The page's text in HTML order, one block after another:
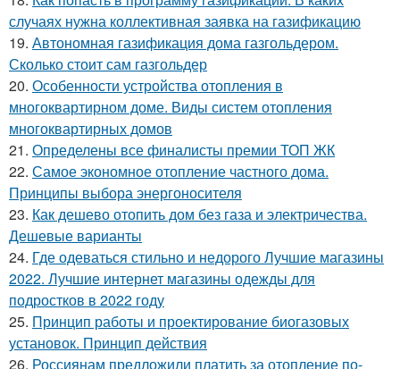
случаях нужна коллективная заявка на газификацию
19. Автономная газификация дома газгольдером.
Сколько стоит сам газгольдер
20. Особенности устройства отопления в
многоквартирном доме. Виды систем отопления
многоквартирных домов
21. Определены все финалисты премии ТОП ЖК
22. Самое экономное отопление частного дома.
Принципы выбора энергоносителя
23. Как дешево отопить дом без газа и электричества.
Дешевые варианты
24. Где одеваться стильно и недорого Лучшие магазины
2022. Лучшие интернет магазины одежды для
подростков в 2022 году
25. Принцип работы и проектирование биогазовых
установок. Принцип действия
26. Россиянам предложили платить за отопление по-